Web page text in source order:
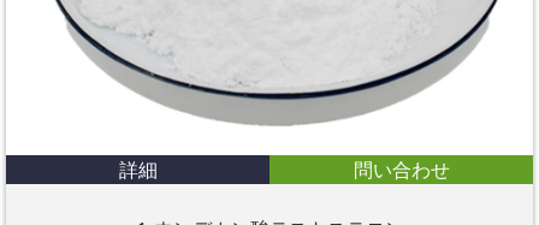
詳細 問い合わせ